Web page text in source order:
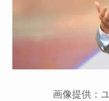
画像提供：